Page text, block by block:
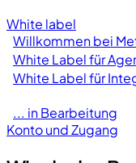
White label
Willkommen bei
White Label für
White Label für
... in Bearbeitung
Konto und Zugang